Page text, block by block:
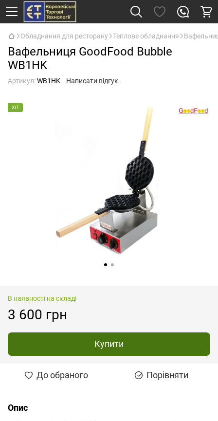
Обладнання для ресторану Теплове обладнання
Вафельниця GoodFood Bubble
WB1HK
Артикул:WB1HK Написати відгук
ХІТ
В наявності на складі
3 600 грн
Купити
До обраного Порівняти
Опис